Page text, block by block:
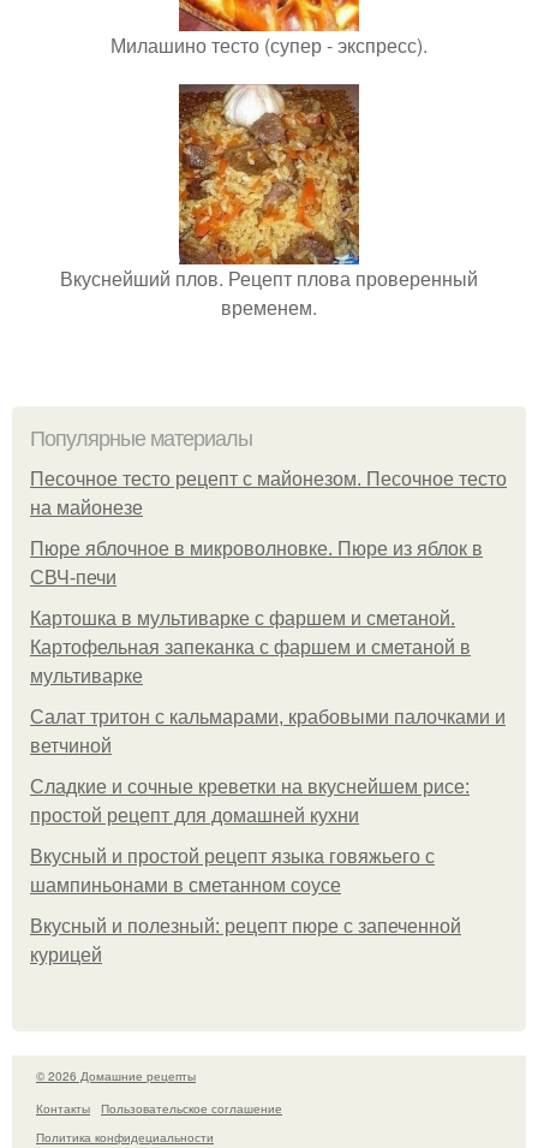
Милашино тесто (супер - экспресс).
Вкуснейший плов. Рецепт плова проверенный
временем.
Популярные материалы
Песочное тесто рецепт с майонезом. Песочное тесто
на майонезе
Пюре яблочное в микроволновке. Пюре из яблок в
СВЧ-печи
Картошка в мультиварке с фаршем и сметаной.
Картофельная запеканка с фаршем и сметаной в
мультиварке
Салат тритон с кальмарами, крабовыми палочками и
ветчиной
Сладкие и сочные креветки на вкуснейшем рисе:
простой рецепт для домашней кухни
Вкусный и простой рецепт языка говяжьего с
шампиньонами в сметанном соусе
Вкусный и полезный: рецепт пюре с запеченной
курицей
© 2026 Домашние рецепты
Контакты
Пользовательское соглашение
Политика конфидециальности